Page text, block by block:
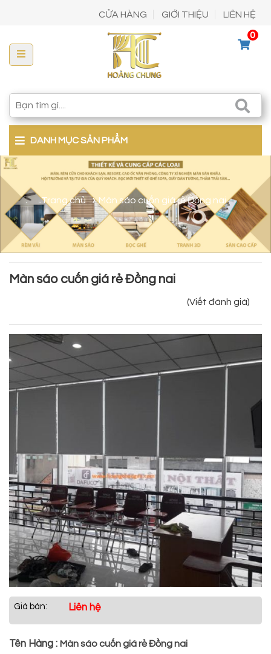
CỬA HÀNG GIỚI THIỆU LIÊN HỆ
0
DANH MỤC SẢN PHẨM
Trang chủ Màn sáo cuốn giá rẻ Đồng nai
Màn sáo cuốn giá rẻ Đồng nai
(Viết đánh giá)
Giá bán: Liên hệ
Tên Hàng : Màn sáo cuốn giá rẻ Đồng nai